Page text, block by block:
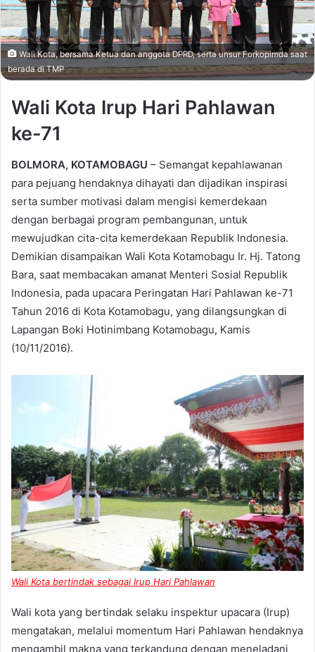
Wali Kota, bersama Ketua dan anggota DPRD, serta unsur Forkopimda saat
berada di TMP
Wali Kota Irup Hari Pahlawan
ke-71
BOLMORA, KOTAMOBAGU – Semangat kepahlawanan
para pejuang hendaknya dihayati dan dijadikan inspirasi
serta sumber motivasi dalam mengisi kemerdekaan
dengan berbagai program pembangunan, untuk
mewujudkan cita-cita kemerdekaan Republik Indonesia.
Demikian disampaikan Wali Kota Kotamobagu Ir. Hj. Tatong
Bara, saat membacakan amanat Menteri Sosial Republik
Indonesia, pada upacara Peringatan Hari Pahlawan ke-71
Tahun 2016 di Kota Kotamobagu, yang dilangsungkan di
Lapangan Boki Hotinimbang Kotamobagu, Kamis
(10/11/2016).
Wali Kota bertindak sebagai Irup Hari Pahlawan
Wali kota yang bertindak selaku inspektur upacara (Irup)
mengatakan, melalui momentum Hari Pahlawan hendaknya
mengambil makna yang terkandung dengan meneladani